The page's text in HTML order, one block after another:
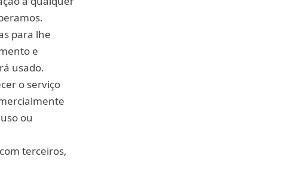
para lhe
e
usado.
o serviço
ou
terceiros,